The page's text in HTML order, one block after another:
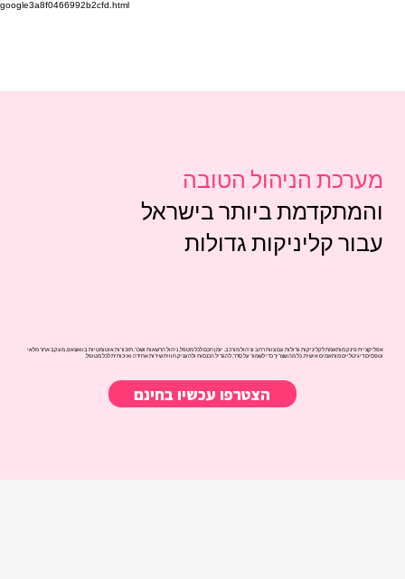
google3a8f0466992b2cfd.html
מערכת הניהול הטובה
והמתקדמת ביותר בישראל
עבור קליניקות גדולות
אפליקציית פינק מותאמת לקליניקות גדולות עם צוות רחב וניהול מורכב. יומן חכם לכל מטפל, ניהול הרשאות ושכר, תזכורות אוטומטיות בוואצאפ, מעקב אחר מלאי
וטפסים דיגיטליים מותאמים אישית. כל מה שצריך כדי לשמור על סדר, להגדיל הכנסות ולהעניק חווית שירות אחידה ואיכותית לכל מטופל.
הצטרפו עכשיו בחינם